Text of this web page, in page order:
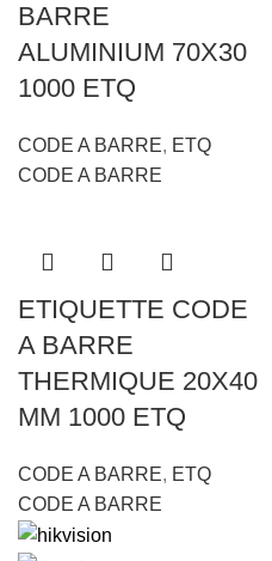
BARRE
ALUMINIUM 70X30
1000 ETQ
CODE A BARRE, ETQ
CODE A BARRE
ETIQUETTE CODE
A BARRE
THERMIQUE 20X40
MM 1000 ETQ
CODE A BARRE, ETQ
CODE A BARRE